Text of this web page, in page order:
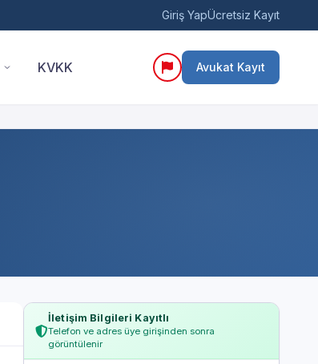
Giriş YapÜcretsiz Kayıt
KVKK Avukat Kayıt
İletişim Bilgileri Kayıtlı
Telefon ve adres üye girişinden sonra
görüntülenir